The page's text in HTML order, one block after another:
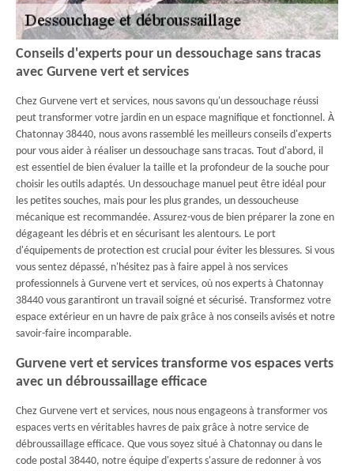
Conseils d'experts pour un dessouchage sans tracas
avec Gurvene vert et services
Chez Gurvene vert et services, nous savons qu'un dessouchage réussi
peut transformer votre jardin en un espace magnifique et fonctionnel. À
Chatonnay 38440, nous avons rassemblé les meilleurs conseils d'experts
pour vous aider à réaliser un dessouchage sans tracas. Tout d'abord, il
est essentiel de bien évaluer la taille et la profondeur de la souche pour
choisir les outils adaptés. Un dessouchage manuel peut être idéal pour
les petites souches, mais pour les plus grandes, un dessoucheuse
mécanique est recommandée. Assurez-vous de bien préparer la zone en
dégageant les débris et en sécurisant les alentours. Le port
d'équipements de protection est crucial pour éviter les blessures. Si vous
vous sentez dépassé, n'hésitez pas à faire appel à nos services
professionnels à Gurvene vert et services, où nos experts à Chatonnay
38440 vous garantiront un travail soigné et sécurisé. Transformez votre
espace extérieur en un havre de paix grâce à nos conseils avisés et notre
savoir-faire incomparable.
Gurvene vert et services transforme vos espaces verts
avec un débroussaillage efficace
Chez Gurvene vert et services, nous nous engageons à transformer vos
espaces verts en véritables havres de paix grâce à notre service de
débroussaillage efficace. Que vous soyez situé à Chatonnay ou dans le
code postal 38440, notre équipe d'experts s'assure de redonner à vos